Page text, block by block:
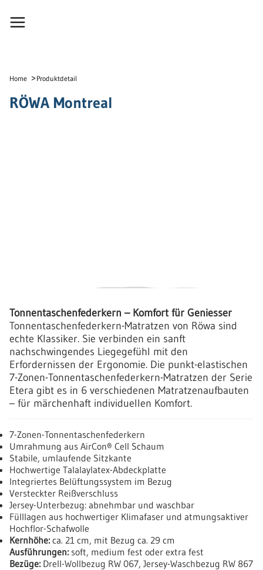
Home > Produktdetail
RÖWA Montreal
Tonnentaschenfederkern – Komfort für Geniesser
Tonnentaschenfederkern-Matratzen von Röwa sind
echte Klassiker. Sie verbinden ein sanft
nachschwingendes Liegegefühl mit den
Erfordernissen der Ergonomie. Die punkt-elastischen
7-Zonen-Tonnentaschenfederkern-Matratzen der Serie
Etera gibt es in 6 verschiedenen Matratzenaufbauten
– für märchenhaft individuellen Komfort.
7-Zonen-Tonnentaschenfederkern
Umrahmung aus AirCon® Cell Schaum
Stabile, umlaufende Sitzkante
Hochwertige Talalaylatex-Abdeckplatte
Integriertes Belüftungssystem im Bezug
Versteckter Reißverschluss
Jersey-Unterbezug: abnehmbar und waschbar
Fülllagen aus hochwertiger Klimafaser und atmungsaktiver
Hochflor-Schafwolle
Kernhöhe:ca. 21 cm, mit Bezug ca. 29 cm
Ausführungen: soft, medium fest oder extra fest
Bezüge: Drell-Wollbezug RW 067, Jersey-Waschbezug RW 867